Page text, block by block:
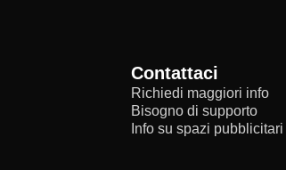
Contattaci
Richiedi maggiori info
Bisogno di supporto
Info su spazi pubblicitari